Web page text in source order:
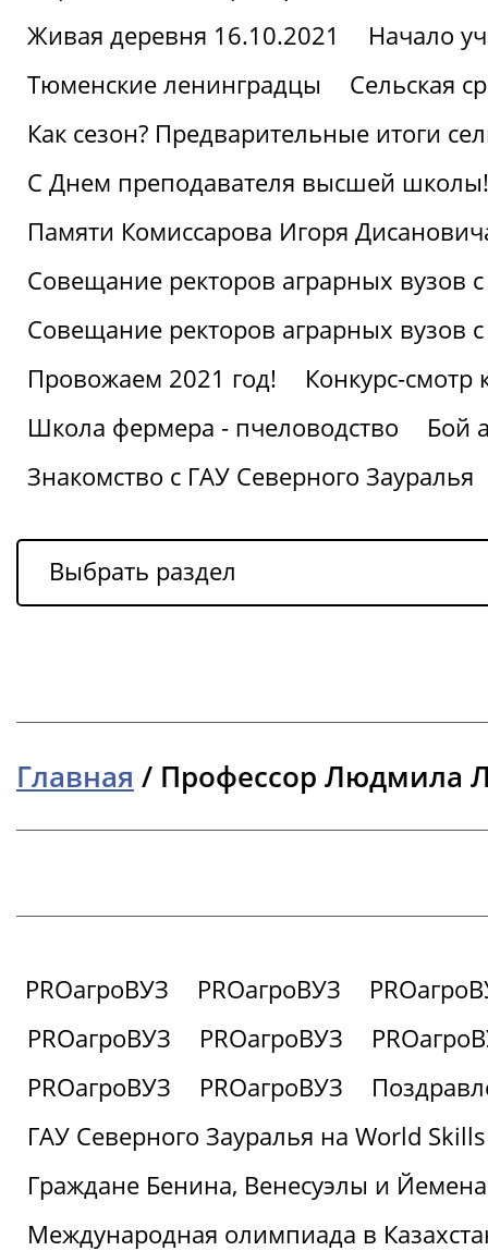
Живая деревня 16.10.2021
Начало
Тюменские ленинградцы
Сельская
Как сезон? Предварительные итоги
С Днем преподавателя высшей школы!
Памяти Комиссарова Игоря
Совещание ректоров аграрных
Совещание ректоров аграрных
Провожаем 2021 год!
Конкурс-
Школа фермера - пчеловодство
Бой
Знакомство с ГАУ Северного Зауралья
Выбрать раздел
Главная / Профессор Людмила
PROагроВУЗ PROагроВУЗ
PROагроВУЗ
PROагроВУЗ
PROагроВУЗ
PROагроВУЗ
ГАУ Северного Зауралья на World
Граждане Бенина, Венесуэлы и
Международная олимпиада в